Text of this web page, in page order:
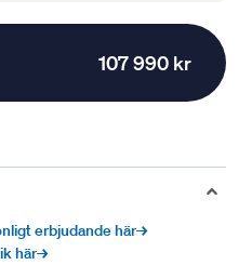
107 990 kr
erbjudande här→
här→